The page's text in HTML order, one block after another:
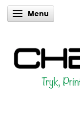
Skifte navigation
Menu